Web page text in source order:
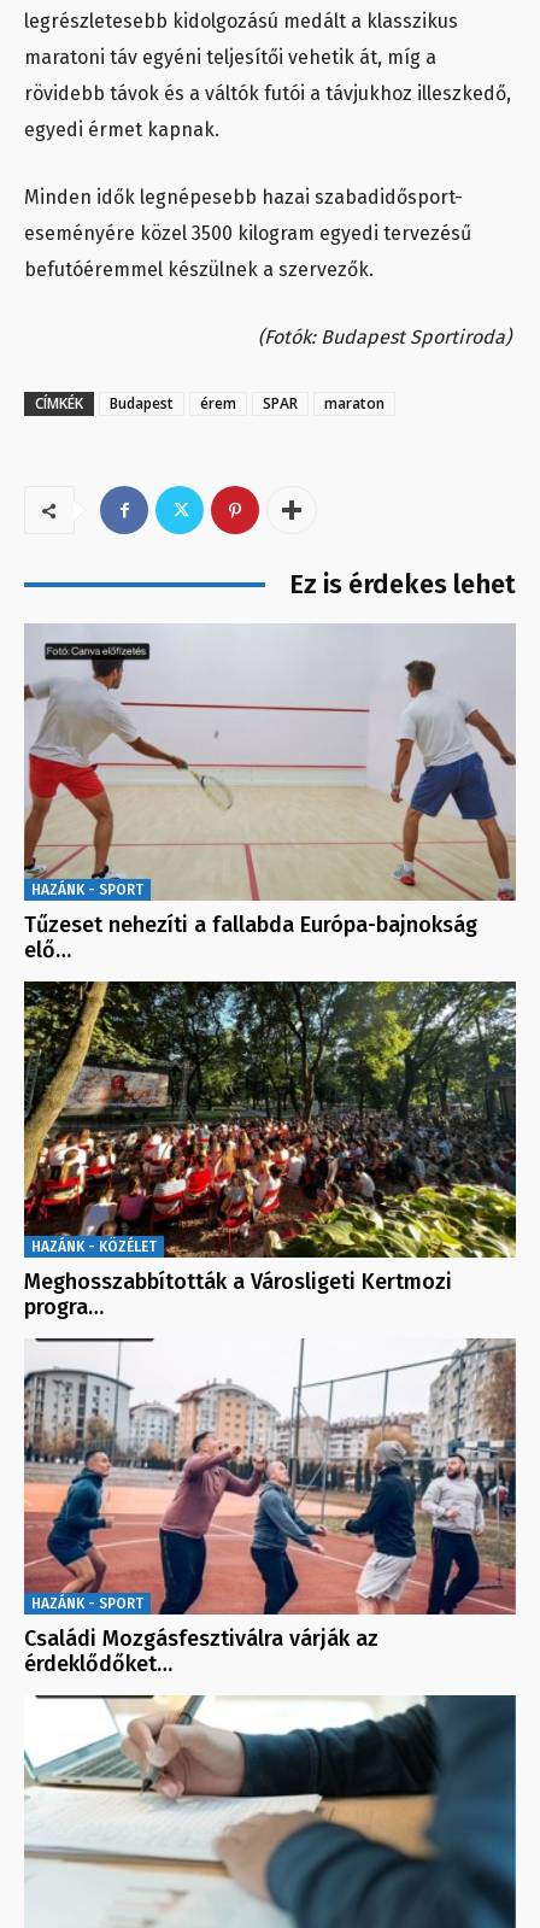
legrészletesebb kidolgozású medált a klasszikus
maratoni táv egyéni teljesítői vehetik át, míg a
rövidebb távok és a váltók futói a távjukhoz illeszkedő,
egyedi érmet kapnak.
Minden idők legnépesebb hazai szabadidősport-
eseményére közel 3500 kilogram egyedi tervezésű
befutóéremmel készülnek a szervezők.
(Fotók: Budapest Sportiroda)
CÍMKÉK Budapest érem SPAR maraton
Ez is érdekes lehet
HAZÁNK - SPORT
Tűzeset nehezíti a fallabda Európa-bajnokság
elő…
HAZÁNK - KÖZÉLET
Meghosszabbították a Városligeti Kertmozi
progra…
HAZÁNK - SPORT
Családi Mozgásfesztiválra várják az
érdeklődőket…